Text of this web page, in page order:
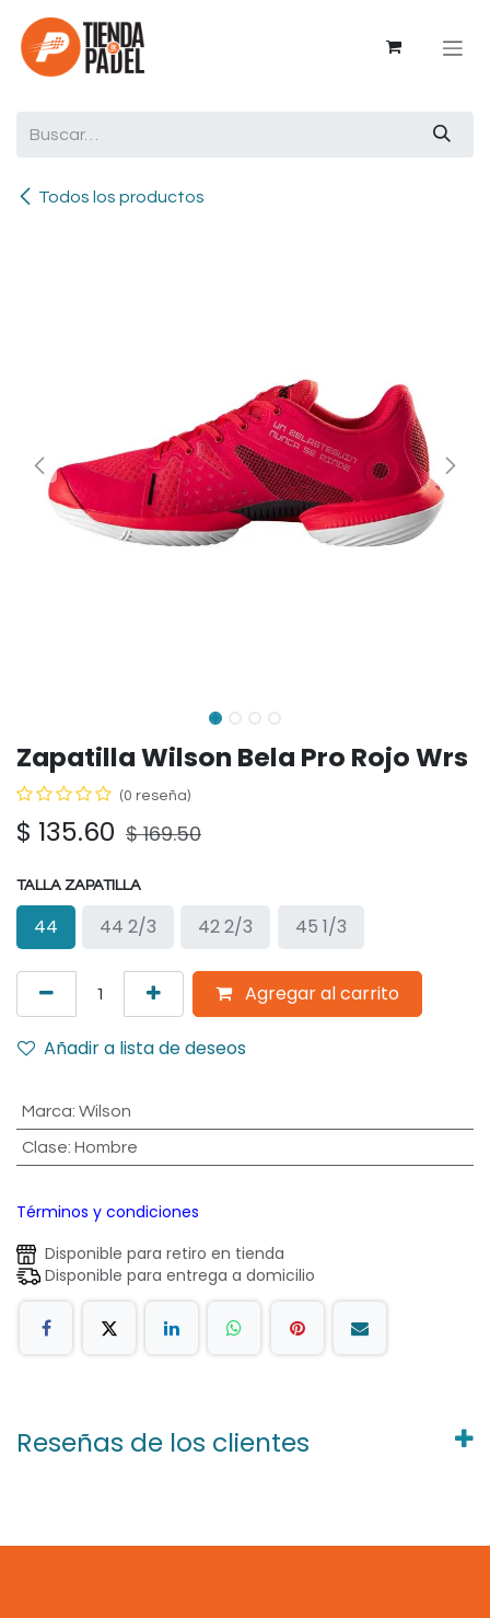
Ir al contenido
Todos los productos
Zapatilla Wilson Bela Pro Rojo Wrs
(0 reseña)
$ 135.60 $169.50
TALLA ZAPATILLA
44 44 2/3 42 2/3 45 1/3
Agregar al carrito
Añadir a lista de deseos
Marca: Wilson
Clase: Hombre
Términos y condiciones
Disponible para retiro en tienda
Disponible para entrega a domicilio
Reseñas de los clientes